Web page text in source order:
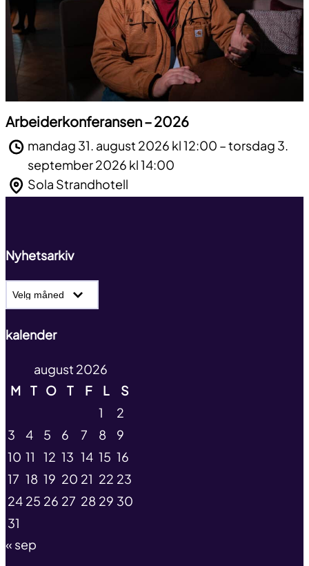
Arbeiderkonferansen – 2026
mandag 31. august 2026 kl 12:00 – torsdag 3.
september 2026 kl 14:00
Sola Strandhotell
Nyhetsarkiv
Nyhetsarkiv
kalender
august 2026
M
T O T F L
S
1
2
3
4 5 6 7 8
9
10 11 12 13 14 15 16
17 18 19 20 21 22 23
24 25 26 27 28 29 30
31
« sep